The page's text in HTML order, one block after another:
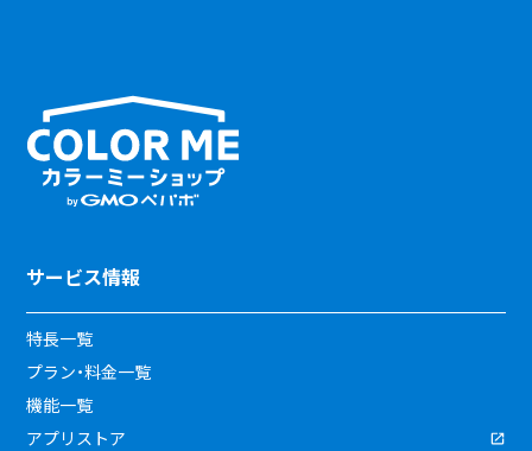
サービス情報
特長一覧
プラン・料金一覧
機能一覧
アプリストア